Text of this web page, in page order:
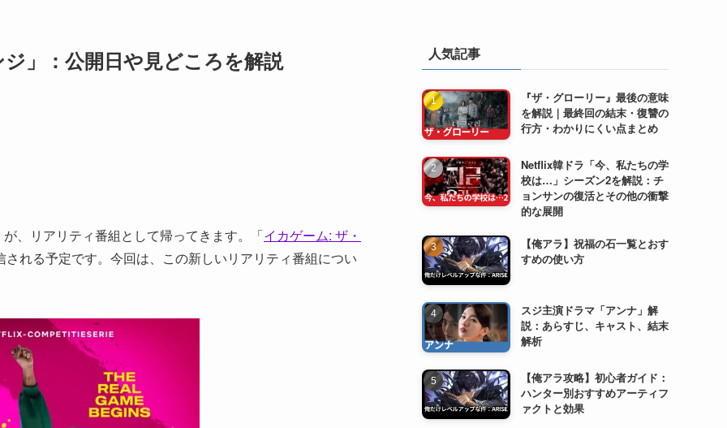
」：公開日や見どころを解説
が、リアリティ番組として帰ってきます。「イカゲーム: ザ・
れる予定です。今回は、この新しいリアリティ番組につい
人気記事
『ザ・グローリー』最後の意味
を解説｜最終回の結末・復讐の
行方・わかりにくい点まとめ
Netflix韓ドラ「今、私たちの学
校は…」シーズン2を解説：チ
ョンサンの復活とその他の衝撃
的な展開
【俺アラ】祝福の石一覧とおす
すめの使い方
スジ主演ドラマ「アンナ」解
説：あらすじ、キャスト、結末
解析
【俺アラ攻略】初心者ガイド：
ハンター別おすすめアーティフ
ァクトと効果